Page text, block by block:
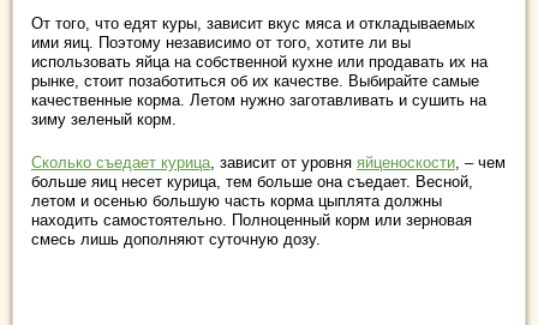
От того, что едят куры, зависит вкус мяса и откладываемых
ими яиц. Поэтому независимо от того, хотите ли вы
использовать яйца на собственной кухне или продавать их на
рынке, стоит позаботиться об их качестве. Выбирайте самые
качественные корма. Летом нужно заготавливать и сушить на
зиму зеленый корм.
Сколько съедает курица, зависит от уровня яйценоскости, – чем
больше яиц несет курица, тем больше она съедает. Весной,
летом и осенью большую часть корма цыплята должны
находить самостоятельно. Полноценный корм или зерновая
смесь лишь дополняют суточную дозу.